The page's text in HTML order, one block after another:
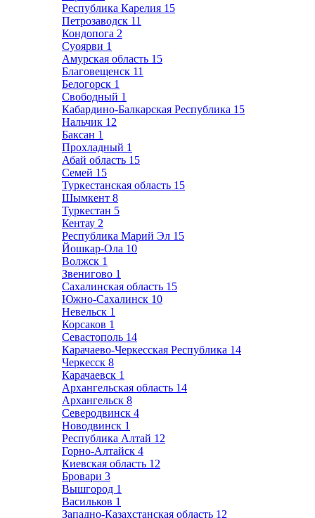
Республика Карелия 15
Петрозаводск 11
Кондопога 2
Суоярви 1
Амурская область 15
Благовещенск 11
Белогорск 1
Свободный 1
Кабардино-Балкарская Республика 15
Нальчик 12
Баксан 1
Прохладный 1
Абай область 15
Семей 15
Туркестанская область 15
Шымкент 8
Туркестан 5
Кентау 2
Республика Марий Эл 15
Йошкар-Ола 10
Волжск 1
Звенигово 1
Сахалинская область 15
Южно-Сахалинск 10
Невельск 1
Корсаков 1
Севастополь 14
Карачаево-Черкесская Республика 14
Черкесск 8
Карачаевск 1
Архангельская область 14
Архангельск 8
Северодвинск 4
Новодвинск 1
Республика Алтай 12
Горно-Алтайск 4
Киевская область 12
Бровари 3
Вышгород 1
Васильков 1
Западно-Казахстанская область 12